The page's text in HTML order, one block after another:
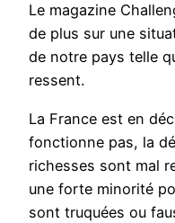
Le magazine
de plus sur une
de notre pays telle
ressent.
La France est en
fonctionne pas, la
richesses sont mal
une forte minorité
sont truquées ou